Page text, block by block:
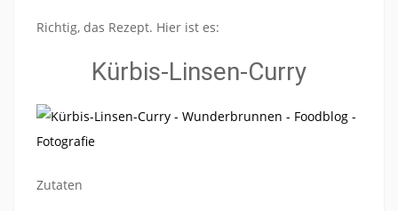
Richtig, das Rezept. Hier ist es:
Kürbis-Linsen-Curry
Zutaten